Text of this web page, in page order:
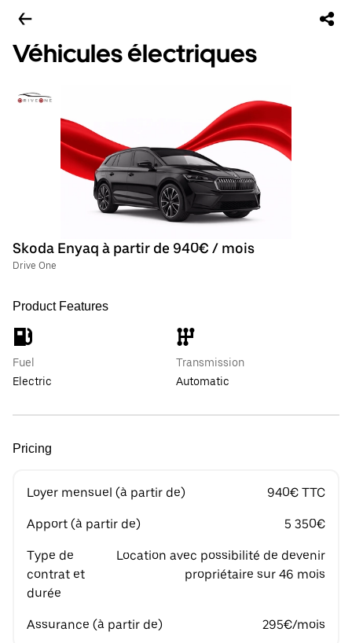
Véhicules électriques
Skoda Enyaq à partir de 940€ / mois
Drive One
Product Features
Fuel
Electric
Transmission
Automatic
Pricing
Loyer mensuel (à partir de) 940€ TTC
Apport (à partir de) 5 350€
Type de
contrat et
durée
Location avec possibilité de devenir
propriétaire sur 46 mois
Assurance (à partir de) 295€/mois